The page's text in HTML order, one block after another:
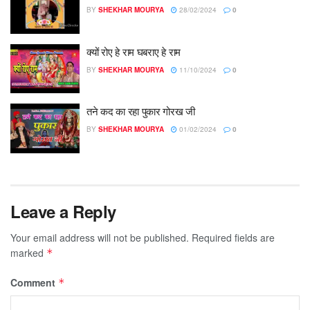
BY SHEKHAR MOURYA 28/02/2024 0
क्यों रोए हे राम घबराए हे राम
BY SHEKHAR MOURYA 11/10/2024 0
तने कद का रहा पुकार गोरख जी
BY SHEKHAR MOURYA 01/02/2024 0
Leave a Reply
Your email address will not be published. Required fields are
marked *
Comment *